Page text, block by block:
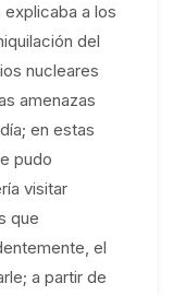
a los
del
nucleares
amenazas
en estas
pudo
visitar
que
el
a partir de